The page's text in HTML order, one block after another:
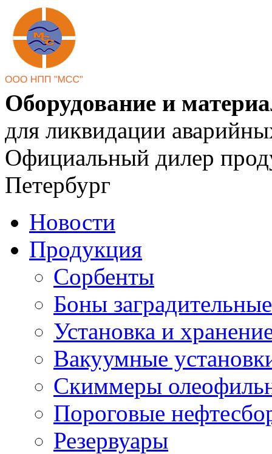
Оборудование и
для ликвидации
Официальный дилер
Петербург
Новости
Продукция
Сорбенты
Боны заградительные
Установка и
Вакуумные
Скиммеры
Пороговые
Резервуары